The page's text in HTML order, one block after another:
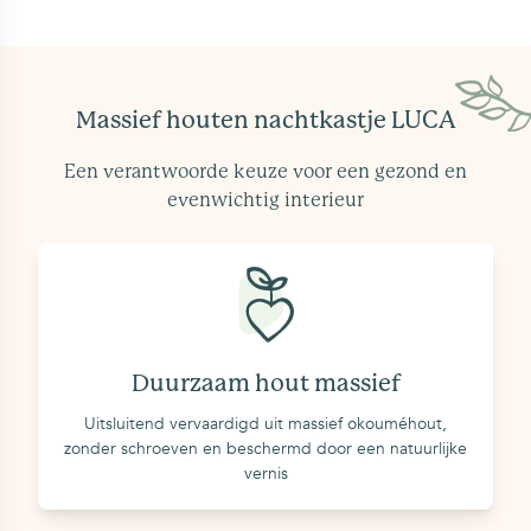
Massief houten nachtkastje LUCA
Een verantwoorde keuze voor een gezond en
evenwichtig interieur
Duurzaam hout massief
Uitsluitend vervaardigd uit massief okouméhout,
zonder schroeven en beschermd door een natuurlijke
vernis